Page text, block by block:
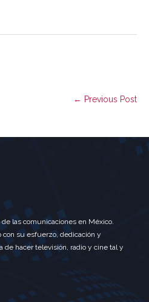
← Previous Post
de las comunicaciones en México.
con su esfuerzo, dedicación y
de hacer televisión, radio y cine tal y